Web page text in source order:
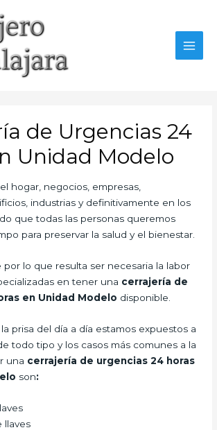
de Urgencias 24
Unidad Modelo
hogar, negocios, empresas,
industrias y definitivamente en los
que todas las personas queremos
para preservar la salud y el bienestar.
por lo que resulta ser necesaria la labor
en tener una cerrajería de
en Unidad Modelo disponible.
prisa del día a día estamos expuestos a
todo tipo y los casos más comunes a la
una cerrajería de urgencias 24 horas
son:
llaves